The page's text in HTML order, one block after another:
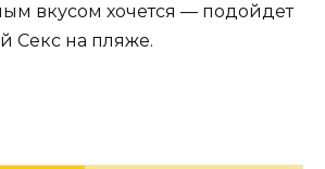
вкусом хочется — подойдет
Секс на пляже.